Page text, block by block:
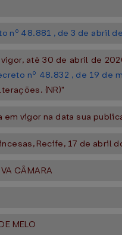
nº 48.881 , de 3 de abril
vigor, até 30 de abril de
nº 48.832 , de 19 de
(NR)"
em vigor na data sua
Recife, 17 de abril
CÂMARA
MELO